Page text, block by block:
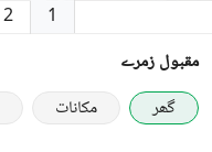
1
2
مقبول زمرے
گھر
مکانات